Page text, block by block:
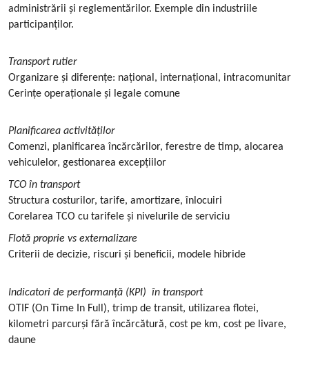
administrării și reglementărilor. Exemple din industriile
participanților.
Transport rutier
Organizare și diferențe: național, internațional, intracomunitar
Cerințe operaționale și legale comune
Planificarea activităților
Comenzi, planificarea încărcărilor, ferestre de timp, alocarea
vehiculelor, gestionarea excepțiilor
TCO în transport
Structura costurilor, tarife, amortizare, înlocuiri
Corelarea TCO cu tarifele și nivelurile de serviciu
Flotă proprie vs externalizare
Criterii de decizie, riscuri și beneficii, modele hibride
Indicatori de performanță (KPI) în transport
OTIF (On Time In Full), trimp de transit, utilizarea flotei,
kilometri parcurși fără încărcătură, cost pe km, cost pe livare,
daune